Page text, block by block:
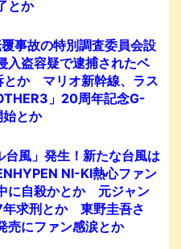
とか
事故の特別調査委員会設
盗容疑で逮捕されたベ
とか マリオ新幹線、ラス
」20周年記念G-
とか
風」発生！新たな台風は
NI-KI熱心ファン
に自殺かとか 元ジャン
年求刑とか 東野圭吾さ
売にファン感涙とか